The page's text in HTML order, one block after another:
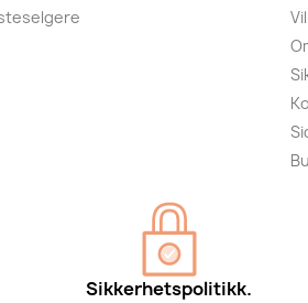
Sikkerhetspolitikk.